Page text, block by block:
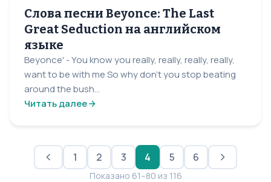
Слова песни Beyonce: The Last
Great Seduction на английском
языке
Beyonce' - You know you really, really, really, really,
want to be with me So why don't you stop beating
around the bush...
Читать далее
1 2 3 4 5 6
Показано 61–80 из 116